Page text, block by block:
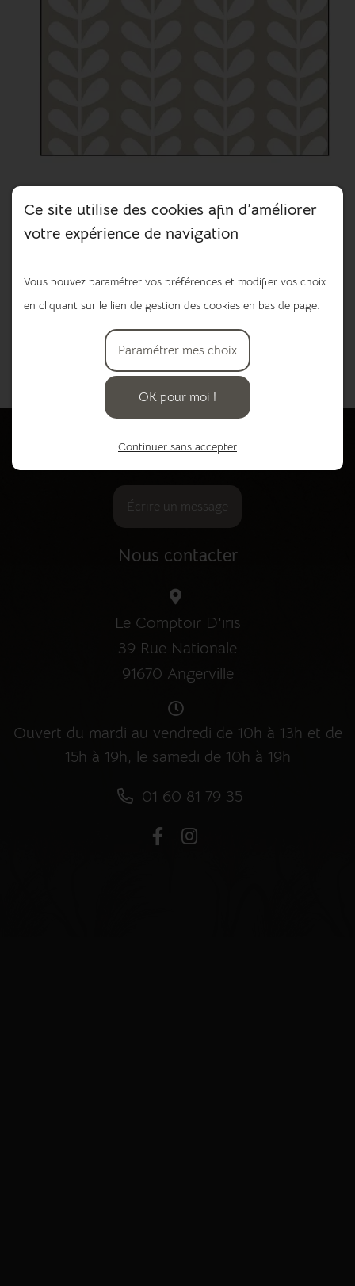
Serviette en papier
3,15 €
Ajouter au panier
Besoin de plus de renseignements ou de
réserver un article ?
Écrire un message
Nous contacter
Le Comptoir D'iris
39 Rue Nationale
91670 Angerville
Ouvert du mardi au vendredi de 10h à 13h et de
15h à 19h, le samedi de 10h à 19h
01 60 81 79 35
Ce site utilise des cookies afin d’améliorer
votre expérience de navigation
Vous pouvez paramétrer vos préférences et modifier vos choix
en cliquant sur le lien de gestion des cookies en bas de page.
Paramétrer mes choix
OK pour moi !
Continuer sans accepter